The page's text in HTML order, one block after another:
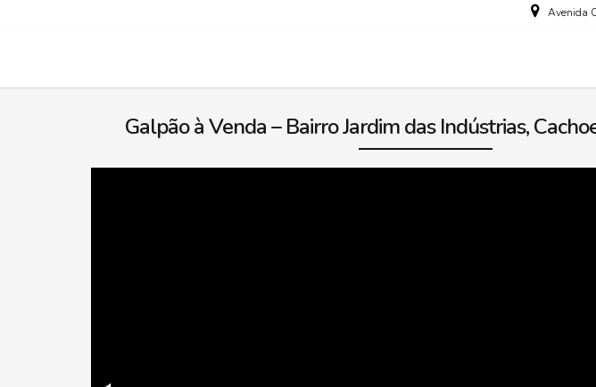
Avenida
Galpão à Venda – Bairro Jardim das Indústrias,